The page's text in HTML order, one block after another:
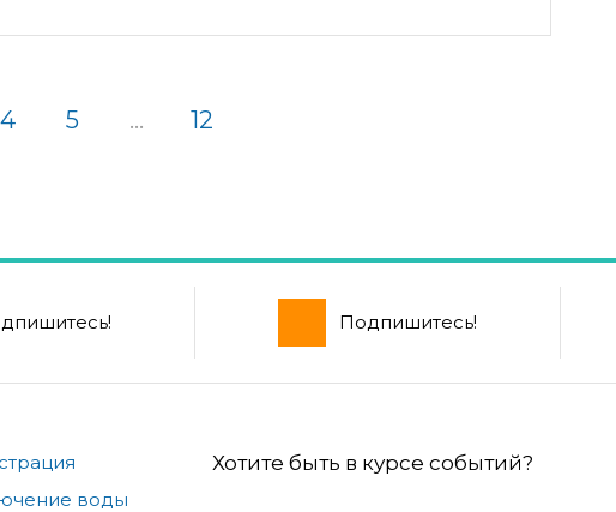
4 5 ... 12
Подпишитесь!
воды
Хотите быть в курсе событий?